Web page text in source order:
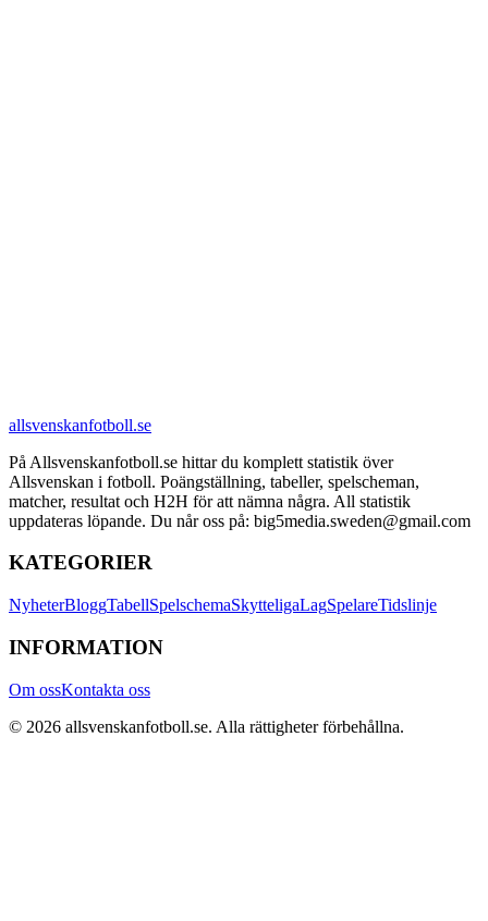
allsvenskanfotboll.se
På Allsvenskanfotboll.se hittar du komplett statistik över
Allsvenskan i fotboll. Poängställning, tabeller, spelscheman,
matcher, resultat och H2H för att nämna några. All statistik
uppdateras löpande. Du når oss på: big5media.sweden@gmail.com
KATEGORIER
NyheterBloggTabellSpelschemaSkytteligaLagSpelareTidslinje
INFORMATION
Om ossKontakta oss
© 2026 allsvenskanfotboll.se. Alla rättigheter förbehållna.